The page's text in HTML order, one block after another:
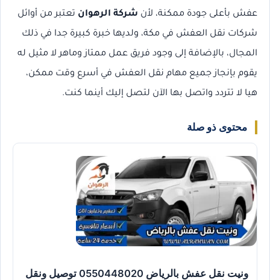
عفش بأعلى جودة ممكنة، لأن شركة الرهوان تعتبر من أوائل
شركات نقل العفش في مكة، ولديها خبرة كبيرة جدا في ذلك
المجال، بالإضافة إلى وجود فريق عمل ممتاز وماهر لا مثيل له
يقوم بإنجاز جميع مهام نقل العفش في أسرع وقت ممكن،
هيا لا تتردد واتصل بها الآن لتصل إليك أينما كنت.
محتوى ذو صلة
ونيت نقل عفش بالرياض 0550448020 توصيل ونقل